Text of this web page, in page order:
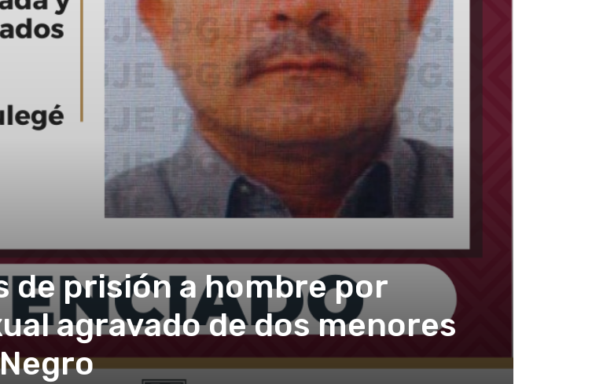
de prisión a hombre por
agravado de dos menores